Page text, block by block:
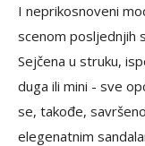
I neprikosnoveni
scenom posljednjih
Sejčena u struku,
duga ili mini - sve
se, takođe,
elegenatnim